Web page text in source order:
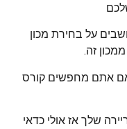
על בחירת מכון
זה.
אתם מחפשים קורס
שלך אז אולי כדאי